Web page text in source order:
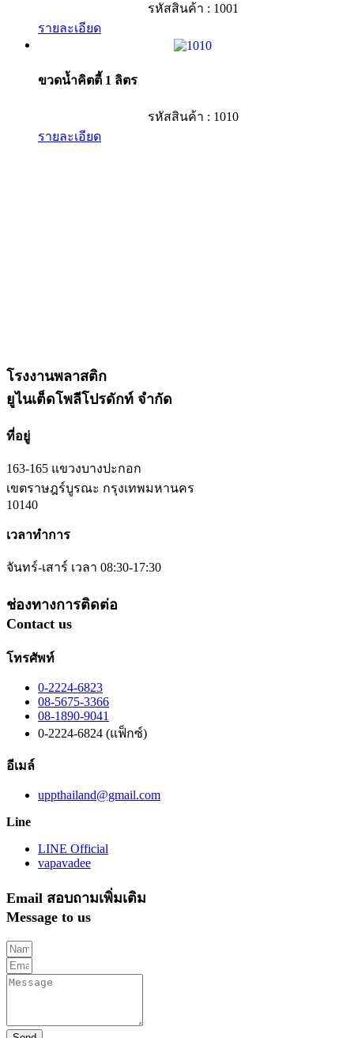
รหัสสินค้า : 1001
รายละเอียด
ขวดน้ำคิตตี้ 1 ลิตร
รหัสสินค้า : 1010
รายละเอียด
โรงงานพลาสติก
ยูไนเต็ดโพลีโปรดักท์ จำกัด
ที่อยู่
163-165 แขวงบางปะกอก
เขตราษฎร์บูรณะ กรุงเทพมหานคร
10140
เวลาทำการ
จันทร์-เสาร์ เวลา 08:30-17:30
ช่องทางการติดต่อ
Contact us
โทรศัพท์
0-2224-6823
08-5675-3366
08-1890-9041
0-2224-6824 (แฟ็กซ์)
อีเมล์
uppthailand@gmail.com
Line
LINE Official
vapavadee
Email สอบถามเพิ่มเติม
Message to us